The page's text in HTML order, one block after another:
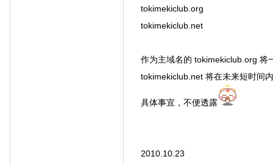
tokimekiclub.org
tokimekiclub.net
作为主域名的 tokimekiclub.org 将
tokimekiclub.net 将在未来短时间
具体事宜，不便透露
2010.10.23